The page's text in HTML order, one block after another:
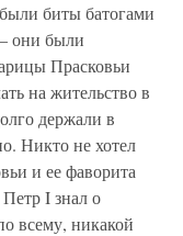
биты батогами
они были
Прасковьи
на жительство в
держали в
Никто не хотел
и ее фаворита
I знал о
всему, никакой